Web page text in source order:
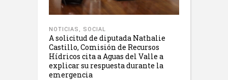
NOTICIAS , SOCIAL
A solicitud de diputada Nathalie
Castillo, Comisión de Recursos
Hídricos cita a Aguas del Valle a
explicar su respuesta durante la
emergencia